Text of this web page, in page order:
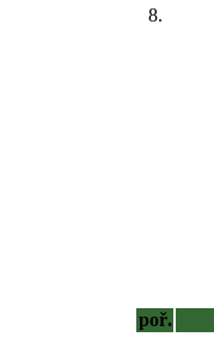
8.
poř.